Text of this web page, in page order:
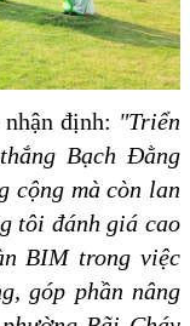
định: "Triển
Bạch Đằng
cộng mà còn lan
tôi đánh giá cao
BIM trong việc
góp phần nâng